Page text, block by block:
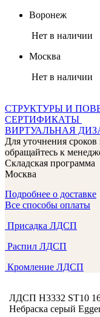
Воронеж
Нет в наличии
Москва
Нет в наличии
СТРУКТУРЫ И
СЕРТИФИКАТЫ
ВИРТУАЛЬНАЯ
Для уточнения
обращайтесь к
Складская программа
Москва
Подробнее о доставке
Все способы оплаты
Присадка ЛДСП
Распил ЛДСП
Кромление ЛДСП
ЛДСП H3332 ST10
Небраска серый